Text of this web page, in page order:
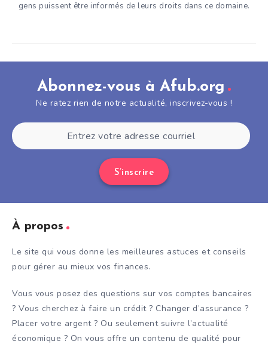
gens puissent être informés de leurs droits dans ce domaine.
Abonnez-vous à Afub.org
Ne ratez rien de notre actualité, inscrivez-vous !
S’inscrire
À propos
Le site qui vous donne les meilleures astuces et conseils
pour gérer au mieux vos finances.
Vous vous posez des questions sur vos comptes bancaires
? Vous cherchez à faire un crédit ? Changer d’assurance ?
Placer votre argent ? Ou seulement suivre l’actualité
économique ? On vous offre un contenu de qualité pour